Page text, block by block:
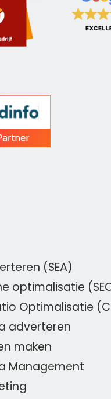
(SEA)
optimalisatie
Optimalisatie
adverteren
maken
Management